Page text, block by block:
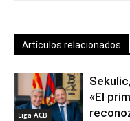
Artículos relacionados
Liga ACB
«El